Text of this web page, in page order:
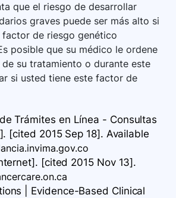
que el riesgo de desarrollar
graves puede ser más alto si
factor de riesgo genético
posible que su médico le ordene
de su tratamiento o durante este
si usted tiene este factor de
Trámites en Línea - Consultas
[cited 2015 Sep 18]. Available
[cited 2015 Nov 13].
| Evidence-Based Clinical